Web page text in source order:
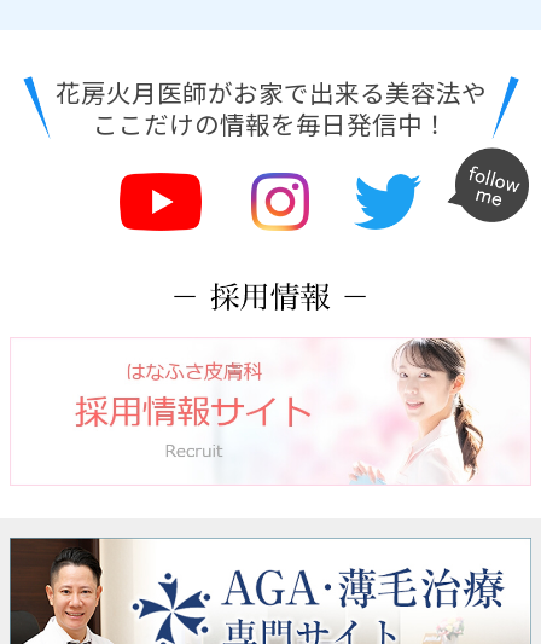
花房火月医師がお家で出来る美容法や
ここだけの情報を毎日発信中！